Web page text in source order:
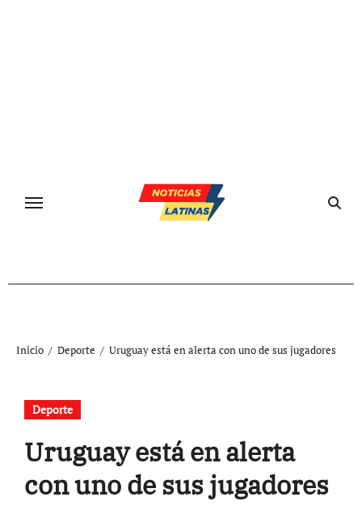
Inicio Deporte Uruguay está en alerta con uno de sus jugadores
Deporte
Uruguay está en alerta
con uno de sus jugadores